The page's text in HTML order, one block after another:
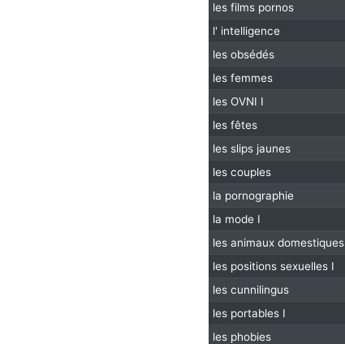
les films pornos
l' intelligence
les obsédés
les femmes
les OVNI I
les fêtes
les slips jaunes
les couples
la pornographie
la mode I
les animaux domestiques
les positions sexuelles I
les cunnilingus
les portables I
les phobies